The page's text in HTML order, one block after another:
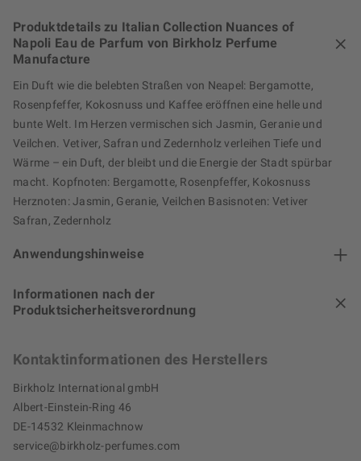
Produktdetails zu Italian Collection Nuances of
Napoli Eau de Parfum von Birkholz Perfume
Manufacture
Ein Duft wie die belebten Straßen von Neapel: Bergamotte,
Rosenpfeffer, Kokosnuss und Kaffee eröffnen eine helle und
bunte Welt. Im Herzen vermischen sich Jasmin, Geranie und
Veilchen. Vetiver, Safran und Zedernholz verleihen Tiefe und
Wärme – ein Duft, der bleibt und die Energie der Stadt spürbar
macht. Kopfnoten: Bergamotte, Rosenpfeffer, Kokosnuss
Herznoten: Jasmin, Geranie, Veilchen Basisnoten: Vetiver
Safran, Zedernholz
Anwendungshinweise
Informationen nach der
Produktsicherheitsverordnung
Kontaktinformationen des Herstellers
Birkholz International gmbH
Albert-Einstein-Ring 46
DE-14532 Kleinmachnow
service@birkholz-perfumes.com